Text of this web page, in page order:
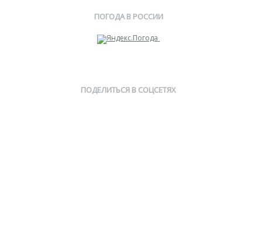
ПОГОДА В РОССИИ
ПОДЕЛИТЬСЯ В СОЦСЕТЯХ